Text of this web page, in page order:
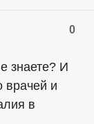
0
знаете? И
врачей и
в